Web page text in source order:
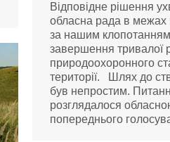
Відповідне рішення
обласна рада в межах
за нашим
завершення тривалої
природоохоронного
території. Шлях до
був непростим.
розглядалося
попереднього